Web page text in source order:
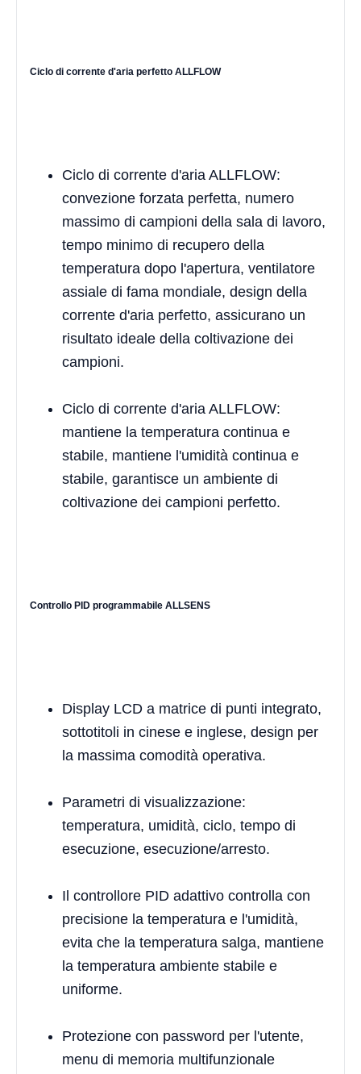
Ciclo di corrente d'aria perfetto ALLFLOW
Ciclo di corrente d'aria ALLFLOW:
convezione forzata perfetta, numero
massimo di campioni della sala di lavoro,
tempo minimo di recupero della
temperatura dopo l'apertura, ventilatore
assiale di fama mondiale, design della
corrente d'aria perfetto, assicurano un
risultato ideale della coltivazione dei
campioni.
Ciclo di corrente d'aria ALLFLOW:
mantiene la temperatura continua e
stabile, mantiene l'umidità continua e
stabile, garantisce un ambiente di
coltivazione dei campioni perfetto.
Controllo PID programmabile ALLSENS
Display LCD a matrice di punti integrato,
sottotitoli in cinese e inglese, design per
la massima comodità operativa.
Parametri di visualizzazione:
temperatura, umidità, ciclo, tempo di
esecuzione, esecuzione/arresto.
Il controllore PID adattivo controlla con
precisione la temperatura e l'umidità,
evita che la temperatura salga, mantiene
la temperatura ambiente stabile e
uniforme.
Protezione con password per l'utente,
menu di memoria multifunzionale